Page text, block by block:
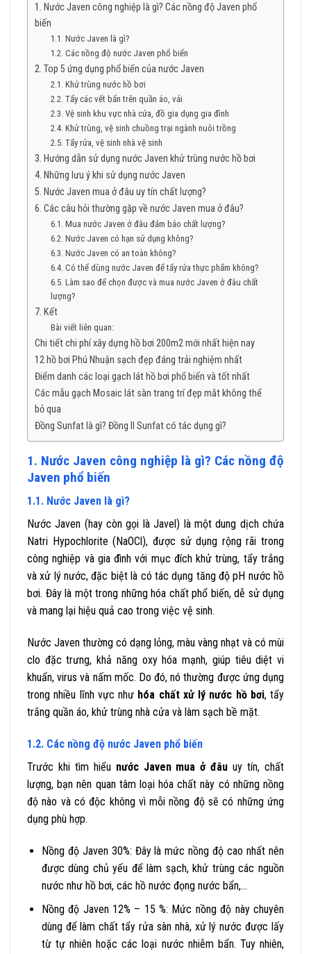
1. Nước Javen công nghiệp là gì? Các nồng độ Javen phổ
biến
1.1. Nước Javen là gì?
1.2. Các nồng độ nước Javen phổ biến
2. Top 5 ứng dụng phổ biến của nước Javen
2.1. Khử trùng nước hồ bơi
2.2. Tẩy các vết bẩn trên quần áo, vải
2.3. Vệ sinh khu vực nhà cửa, đồ gia dụng gia đình
2.4. Khử trùng, vệ sinh chuồng trại ngành nuôi trồng
2.5. Tẩy rửa, vệ sinh nhà vệ sinh
3. Hướng dẫn sử dụng nước Javen khử trùng nước hồ bơi
4. Những lưu ý khi sử dụng nước Javen
5. Nước Javen mua ở đâu uy tín chất lượng?
6. Các câu hỏi thường gặp về nước Javen mua ở đâu?
6.1. Mua nước Javen ở đâu đảm bảo chất lượng?
6.2. Nước Javen có hạn sử dụng không?
6.3. Nước Javen có an toàn không?
6.4. Có thể dùng nước Javen để tẩy rửa thực phẩm không?
6.5. Làm sao để chọn được và mua nước Javen ở đâu chất
lượng?
7. Kết
Bài viết liên quan:
Chi tiết chi phí xây dựng hồ bơi 200m2 mới nhất hiện nay
12 hồ bơi Phú Nhuận sạch đẹp đáng trải nghiệm nhất
Điểm danh các loại gạch lát hồ bơi phổ biến và tốt nhất
Các mẫu gạch Mosaic lát sàn trang trí đẹp mắt không thể
bỏ qua
Đồng Sunfat là gì? Đồng II Sunfat có tác dụng gì?
1. Nước Javen công nghiệp là gì? Các nồng độ
Javen phổ biến
1.1. Nước Javen là gì?
Nước Javen (hay còn gọi là Javel) là một dung dịch chứa
Natri Hypochlorite (NaOCl), được sử dụng rộng rãi trong
công nghiệp và gia đình với mục đích khử trùng, tẩy trắng
và xử lý nước, đặc biệt là có tác dụng tăng độ pH nước hồ
bơi. Đây là một trong những hóa chất phổ biến, dễ sử dụng
và mang lại hiệu quả cao trong việc vệ sinh.
Nước Javen thường có dạng lỏng, màu vàng nhạt và có mùi
clo đặc trưng, khả năng oxy hóa mạnh, giúp tiêu diệt vi
khuẩn, virus và nấm mốc. Do đó, nó thường được ứng dụng
trong nhiều lĩnh vực như hóa chất xử lý nước hồ bơi, tẩy
trắng quần áo, khử trùng nhà cửa và làm sạch bề mặt.
1.2. Các nồng độ nước Javen phổ biến
Trước khi tìm hiểu nước Javen mua ở đâu uy tín, chất
lượng, bạn nên quan tâm loại hóa chất này có những nồng
độ nào và có độc không vì mỗi nồng độ sẽ có những ứng
dụng phù hợp.
Nồng độ Javen 30%: Đây là mức nồng độ cao nhất nên
được dùng chủ yếu để làm sạch, khử trùng các nguồn
nước như hồ bơi, các hồ nước đọng nước bẩn,…
Nồng độ Javen 12% – 15 %: Mức nồng độ này chuyên
dùng để làm chất tẩy rửa sàn nhà, xử lý nước được lấy
từ tự nhiên hoặc các loại nước nhiễm bẩn. Tuy nhiên,